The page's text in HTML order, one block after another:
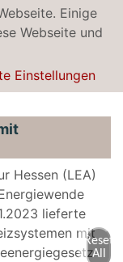
Einige
Webseite und
Einstellungen
Hessen (LEA)
lieferte
mit
Reset
All